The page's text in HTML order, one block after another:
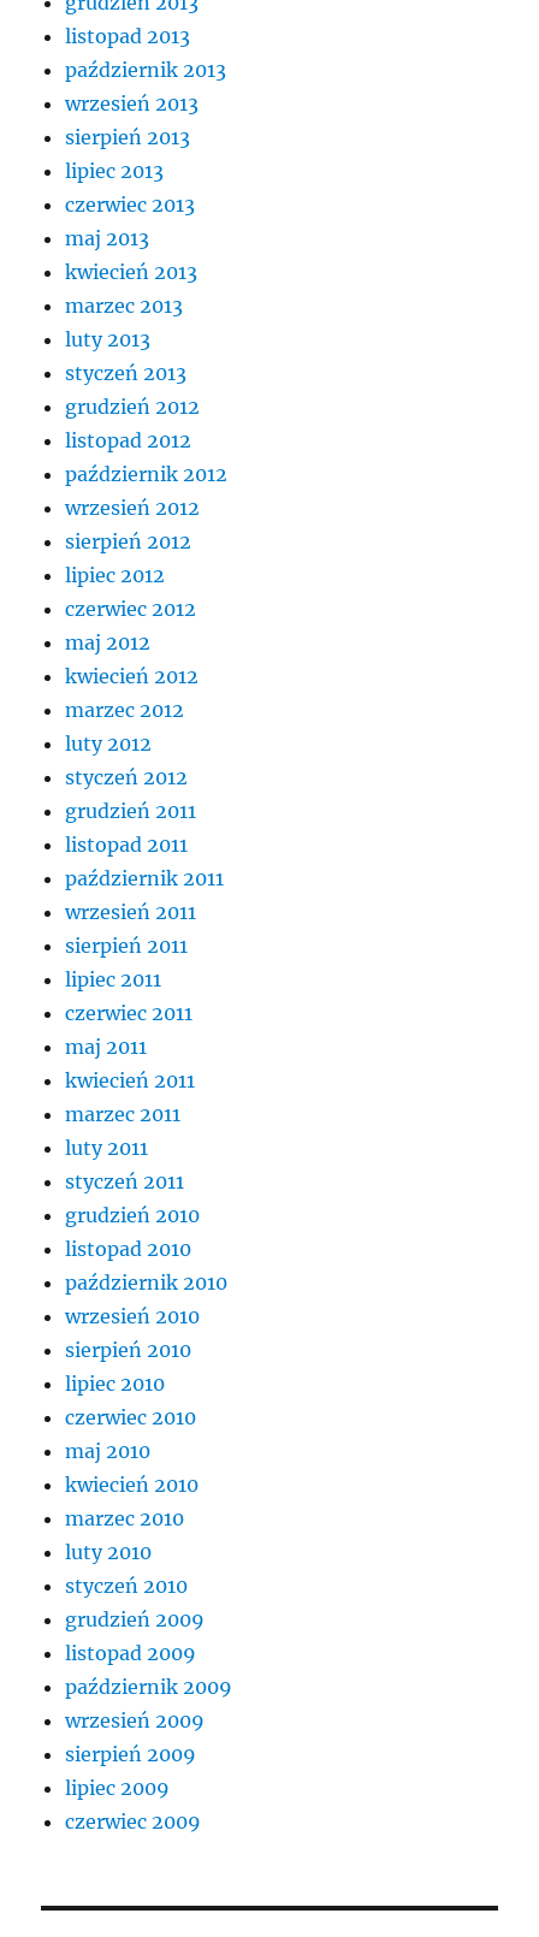
listopad 2013
październik 2013
wrzesień 2013
sierpień 2013
lipiec 2013
czerwiec 2013
maj 2013
kwiecień 2013
marzec 2013
luty 2013
styczeń 2013
grudzień 2012
listopad 2012
październik 2012
wrzesień 2012
sierpień 2012
lipiec 2012
czerwiec 2012
maj 2012
kwiecień 2012
marzec 2012
luty 2012
styczeń 2012
grudzień 2011
listopad 2011
październik 2011
wrzesień 2011
sierpień 2011
lipiec 2011
czerwiec 2011
maj 2011
kwiecień 2011
marzec 2011
luty 2011
styczeń 2011
grudzień 2010
listopad 2010
październik 2010
wrzesień 2010
sierpień 2010
lipiec 2010
czerwiec 2010
maj 2010
kwiecień 2010
marzec 2010
luty 2010
styczeń 2010
grudzień 2009
listopad 2009
październik 2009
wrzesień 2009
sierpień 2009
lipiec 2009
czerwiec 2009